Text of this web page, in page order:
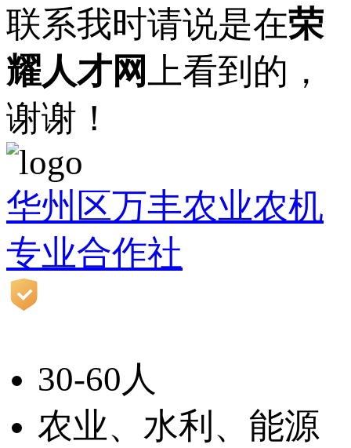
联系我时请说是在荣
耀人才网
上看到的，
谢谢！
华州区万丰农业农机
专业合作社
30-60人
农业、水利、能源